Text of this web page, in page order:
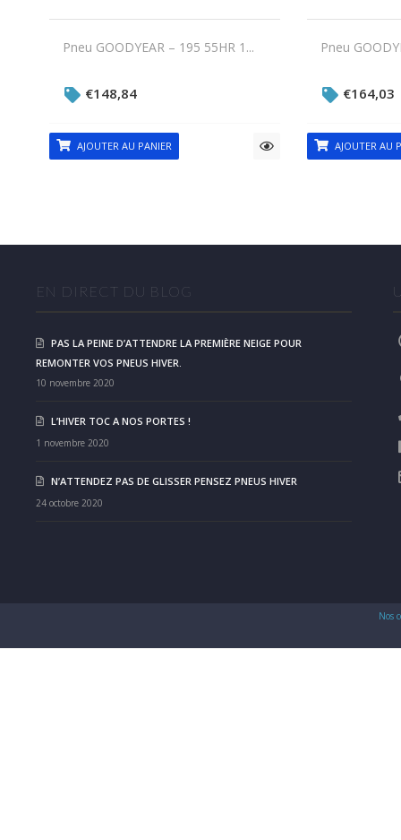
Pneu GOODYEAR – 195 55HR 1...
€148,84
AJOUTER AU PANIER
Pneu
€164,03
AJOUTER AU
EN DIRECT DU BLOG
PAS LA PEINE D’ATTENDRE LA PREMIÈRE NEIGE POUR
REMONTER VOS PNEUS HIVER.
10 novembre 2020
L’HIVER TOC A NOS PORTES !
1 novembre 2020
N’ATTENDEZ PAS DE GLISSER PENSEZ PNEUS HIVER
24 octobre 2020
Nos